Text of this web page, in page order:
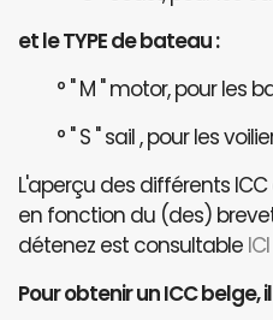
et le TYPE de bateau :
° " M " motor, pour les
° " S " sail , pour les
L'aperçu des différents
en fonction du (des)
détenez est consultable ICI
Pour obtenir un ICC belge,